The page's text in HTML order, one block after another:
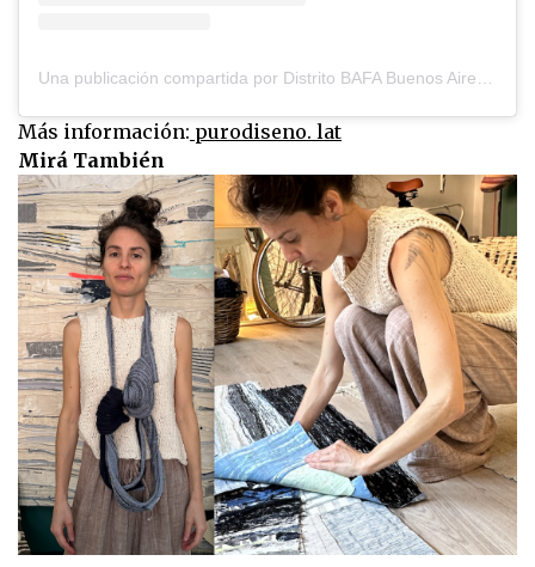
Más información: purodiseno. lat
Mirá También